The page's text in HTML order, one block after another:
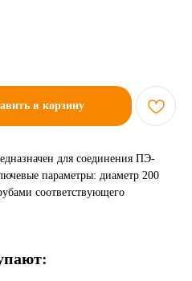
в корзину
для соединения ПЭ-
параметры: диаметр 200
соответствующего